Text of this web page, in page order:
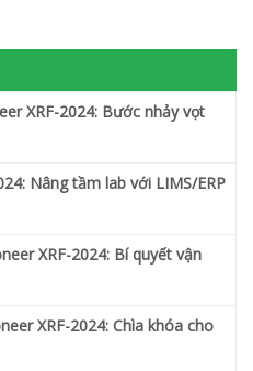
XRF-2024: Bước nhảy vọt
Nâng tầm lab với LIMS/ERP
XRF-2024: Bí quyết vận
XRF-2024: Chìa khóa cho